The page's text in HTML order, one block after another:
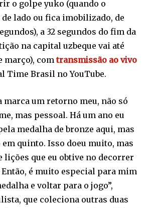
o golpe yuko (quando o
lado ou fica imobilizado, de
a 32 segundos do fim da
na capital uzbeque vai até
março), comtransmissão ao vivo
Time Brasil no YouTube.
marca um retorno meu, não só
mas pessoal. Há um ano eu
medalha de bronze aqui, mas
em quinto. Isso doeu muito, mas
lições que eu obtive no decorrer
Então, é muito especial para mim
e voltar para o jogo”,
que coleciona outras duas